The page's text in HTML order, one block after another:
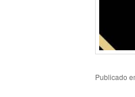
Publicado